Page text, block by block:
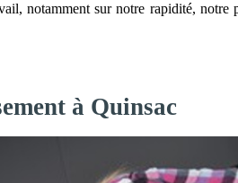
notamment sur notre rapidité, notre
à Quinsac